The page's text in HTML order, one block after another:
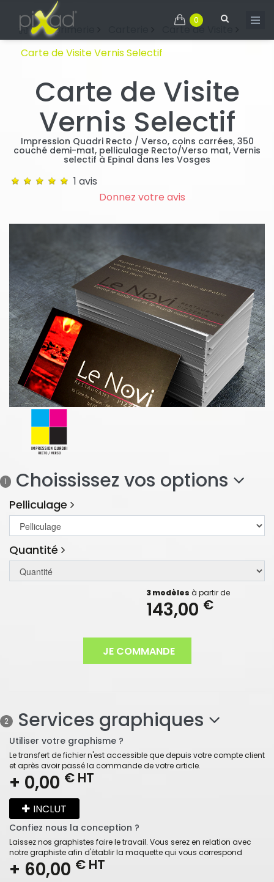
0
Imprimerie
Carte de Visite
Carte de Visite Vernis Selectif
Carte de Visite
Vernis Selectif
Impression Quadri Recto / Verso, coins carrées, 350
couché demi-mat, pelliculage Recto/Verso mat, Vernis
selectif à Epinal dans les Vosges
1 avis
Donnez votre avis
1 Choississez vos options
Pelliculage
Quantité
3 modèles à partir de
143,00 €
JE COMMANDE
2 Services graphiques
Utiliser votre graphisme ?
Le transfert de fichier n'est accessible que depuis votre compte client
et après avoir passé la commande de votre article.
+ 0,00 € HT
INCLUT
Confiez nous la conception ?
Laissez nos graphistes faire le travail. Vous serez en relation avec
notre graphiste afin d'établir la maquette qui vous correspond
+ 60,00 € HT